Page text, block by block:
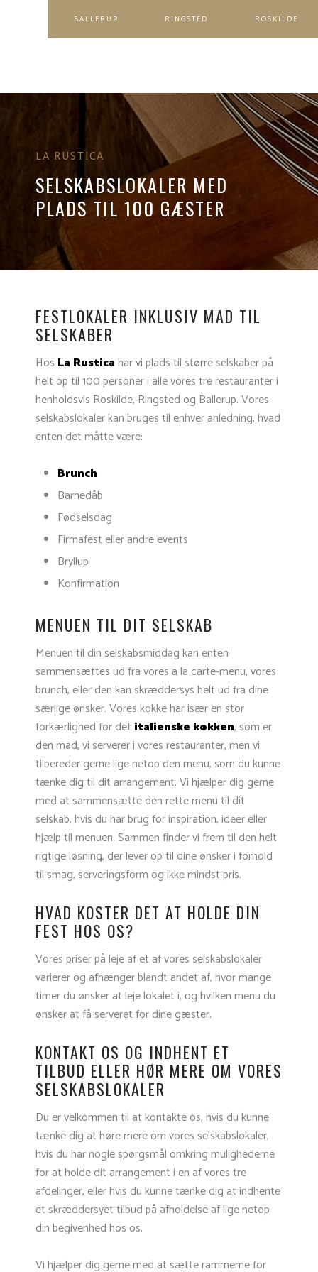
BALLERUP​ RINGSTED ROSKILDE
LA RUSTICA
SELSKABSLOKALER MED
PLADS TIL 100 GÆSTER
FESTLOKALER INKLUSIV MAD TIL
SELSKABER
Hos La Rusticahar vi plads til større selskaber på
helt op til 100 personer i alle vores tre restauranter i
henholdsvis Roskilde, Ringsted og Ballerup. Vores
selskabslokaler kan bruges til enhver anledning, hvad
enten det måtte være:
Brunch
Barnedåb
Fødselsdag
Firmafest eller andre events
Bryllup
Konfirmation
MENUEN TIL DIT SELSKAB
Menuen til din selskabsmiddag kan enten
sammensættes ud fra vores a la carte-menu, vores
brunch, eller den kan skræddersys helt ud fra dine
særlige ønsker. Vores kokke har især en stor
forkærlighed for det italienske køkken, som er
den mad, vi serverer i vores restauranter, men vi
tilbereder gerne lige netop den menu, som du kunne
tænke dig til dit arrangement. Vi hjælper dig gerne
med at sammensætte den rette menu til dit
selskab, hvis du har brug for inspiration, ideer eller
hjælp til menuen. Sammen finder vi frem til den helt
rigtige løsning, der lever op til dine ønsker i forhold
til smag, serveringsform og ikke mindst pris.
HVAD KOSTER DET AT HOLDE DIN
FEST HOS OS?
Vores priser på leje af et af vores selskabslokaler
varierer og afhænger blandt andet af, hvor mange
timer du ønsker at leje lokalet i, og hvilken menu du
ønsker at få serveret for dine gæster.
KONTAKT OS OG INDHENT ET
TILBUD ELLER HØR MERE OM VORES
SELSKABSLOKALER
Du er velkommen til at kontakte os, hvis du kunne
tænke dig at høre mere om vores selskabslokaler,
hvis du har nogle spørgsmål omkring mulighederne
for at holde dit arrangement i en af vores tre
afdelinger, eller hvis du kunne tænke dig at indhente
et skræddersyet tilbud på afholdelse af lige netop
din begivenhed hos os.
Vi hjælper dig gerne med at sætte rammerne for